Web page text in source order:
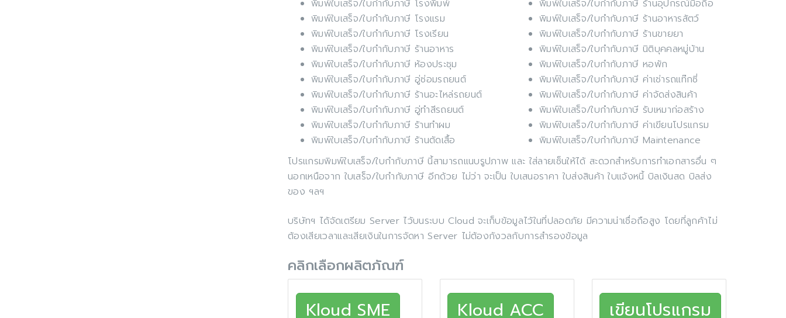
พิมพ์ใบเสร็จ/ใบกำกับภาษี โรงพิมพ์
พิมพ์ใบเสร็จ/ใบกำกับภาษี โรงแรม
พิมพ์ใบเสร็จ/ใบกำกับภาษี โรงเรียน
พิมพ์ใบเสร็จ/ใบกำกับภาษี ร้านอาหาร
พิมพ์ใบเสร็จ/ใบกำกับภาษี ห้องประชุม
พิมพ์ใบเสร็จ/ใบกำกับภาษี อู่ซ่อมรถยนต์
พิมพ์ใบเสร็จ/ใบกำกับภาษี ร้านอะไหล่รถยนต์
พิมพ์ใบเสร็จ/ใบกำกับภาษี อู่ทำสีรถยนต์
พิมพ์ใบเสร็จ/ใบกำกับภาษี ร้านทำผม
พิมพ์ใบเสร็จ/ใบกำกับภาษี ร้านตัดเสื้อ
พิมพ์ใบเสร็จ/ใบกำกับภาษี ร้านอุปกรณ์มือถือ
พิมพ์ใบเสร็จ/ใบกำกับภาษี ร้านอาหารสัตว์
พิมพ์ใบเสร็จ/ใบกำกับภาษี ร้านขายยา
พิมพ์ใบเสร็จ/ใบกำกับภาษี นิติบุคคลหมู่บ้าน
พิมพ์ใบเสร็จ/ใบกำกับภาษี หอพัก
พิมพ์ใบเสร็จ/ใบกำกับภาษี ค่าเช่ารถแท๊กซี่
พิมพ์ใบเสร็จ/ใบกำกับภาษี ค่าจัดส่งสินค้า
พิมพ์ใบเสร็จ/ใบกำกับภาษี รับเหมาก่อสร้าง
พิมพ์ใบเสร็จ/ใบกำกับภาษี ค่าเขียนโปรแกรม
พิมพ์ใบเสร็จ/ใบกำกับภาษี Maintenance
โปรแกรมพิมพ์ใบเสร็จ/ใบกำกับภาษี นี้สามารถแนบรูปภาพ และ ใส่ลายเซ็นให้ได้ สะดวกสำหรับการทำเอกสารอื่น ๆ
นอกเหนือจาก ใบเสร็จ/ใบกำกับภาษี อีกด้วย ไม่ว่า จะเป็น ใบเสนอราคา ใบส่งสินค้า ใบแจังหนี้ บิลเงินสด บิลส่ง
ของ ฯลฯ
บริษัทฯ ได้จัดเตรียม Server ไว้บนระบบ Cloud จะเก็บข้อมูลไว้ในที่ปลอดภัย มีความน่าเชื่อถือสูง โดยที่ลูกค้าไม่
ต้องเสียเวลาและเสียเงินในการจัดหา Server ไม่ต้องกังวลกับการสำรองข้อมูล
คลิกเลือกผลิตภัณฑ์
Kloud SME Kloud ACC เขียนโปรแกรม